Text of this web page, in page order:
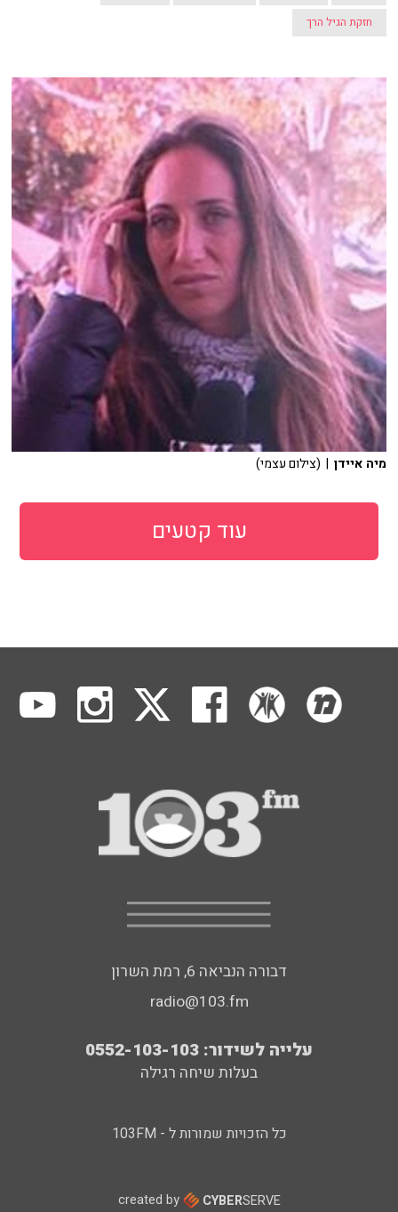
חזקת הגיל הרך
מיה איידן | (צילום עצמי)
עוד קטעים
דבורה הנביאה 6, רמת השרון
radio@103.fm
עלייה לשידור: 0552-103-103
בעלות שיחה רגילה
כל הזכויות שמורות ל - 103FM
created by CYBERSERVE